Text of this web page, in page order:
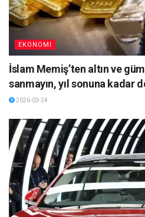
EKONOMI
İslam Memiş’ten altın ve
sanmayın, yıl sonuna kadar
2026-03-24